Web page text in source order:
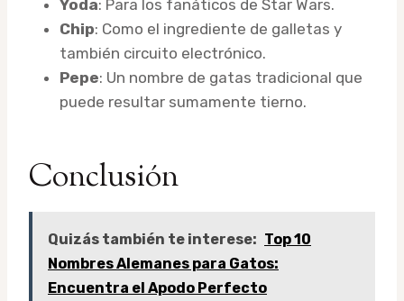
Yoda: Para los fanáticos de Star Wars.
Chip: Como el ingrediente de galletas y
también circuito electrónico.
Pepe: Un nombre de gatas tradicional que
puede resultar sumamente tierno.
Conclusión
Quizás también te interese: Top 10
Nombres Alemanes para Gatos:
Encuentra el Apodo Perfecto